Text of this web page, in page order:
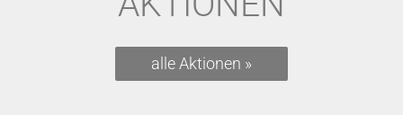
alle Aktionen »